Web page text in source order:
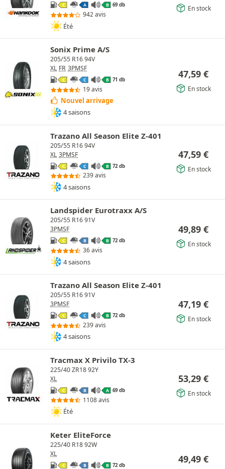
C A B 69 db
942 avis
Été
En stock
Sonix Prime A/S
205/55 R16 94V
XL FR 3PMSF
C C B 71 db
19 avis
Nouvel arrivage
4 saisons
47,59 €
En stock
Trazano All Season Elite Z-401
205/55 R16 94V
XL 3PMSF
C C B 72 db
239 avis
4 saisons
47,59 €
En stock
Landspider Eurotraxx A/S
205/55 R16 91V
3PMSF
C B B 72 db
36 avis
4 saisons
49,89 €
En stock
Trazano All Season Elite Z-401
205/55 R16 91V
3PMSF
C C B 72 db
239 avis
4 saisons
47,19 €
En stock
Tracmax X Privilo TX-3
225/40 ZR18 92Y
XL
C B A 69 db
1108 avis
Été
53,29 €
En stock
Keter EliteForce
225/40 R18 92W
XL
C B B 72 db 49,49 €